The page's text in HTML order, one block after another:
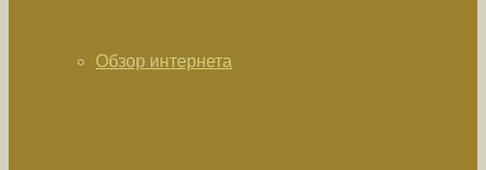
Обзор интернета